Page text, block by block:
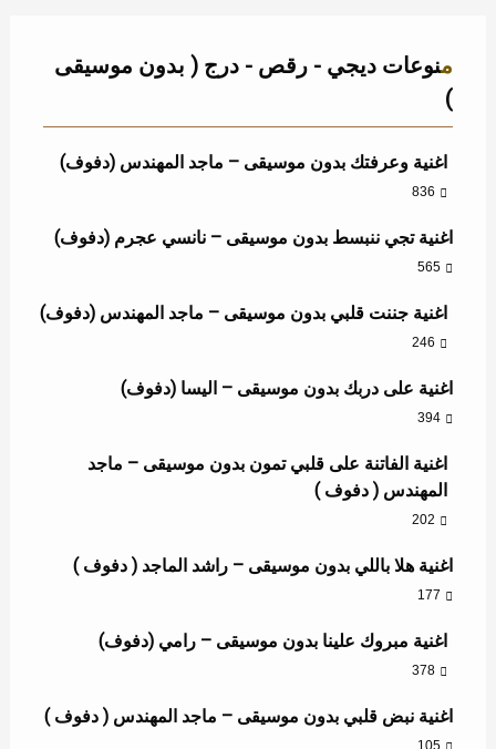
منوعات ديجي - رقص - درج ( بدون موسيقى
)
اغنية وعرفتك بدون موسيقى – ماجد المهندس (دفوف)
836
اغنية تجي ننبسط بدون موسيقى – نانسي عجرم (دفوف)
565
اغنية جننت قلبي بدون موسيقى – ماجد المهندس (دفوف)
246
اغنية على دربك بدون موسيقى – اليسا (دفوف)
394
اغنية الفاتنة على قلبي تمون بدون موسيقى – ماجد
المهندس ( دفوف )
202
اغنية هلا باللي بدون موسيقى – راشد الماجد ( دفوف )
177
اغنية مبروك علينا بدون موسيقى – رامي (دفوف)
378
اغنية نبض قلبي بدون موسيقى – ماجد المهندس ( دفوف )
105